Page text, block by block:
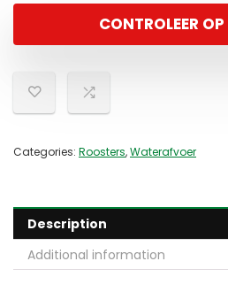
CONTROLEER
Categories: Roosters,Waterafvoer
Description
Additional information